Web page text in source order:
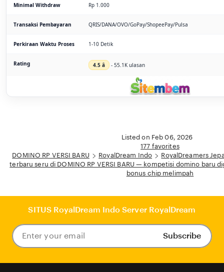
Minimal Withdraw Rp 1.000
Transaksi Pembayaran QRIS/DANA/OVO/GoPay/ShopeePay/Pulsa
Perkiraan Waktu Proses 1-10 Detik
Rating 4.5 â­ - 55.1K ulasan
Listed on Feb 06, 2026
177 favorites
DOMINO RP VERSI BARU
RoyalDream Indo
RoyalDreamers
terbaru seru di DOMINO RP VERSI BARU — kompetisi domino baru
bonus chip melimpah
SITUS RoyalDream Indo Server RoyalDream
Enter
your
Subscribe